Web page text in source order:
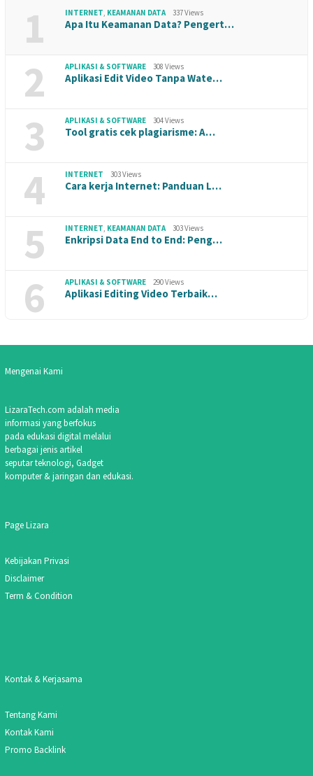
1 INTERNET, KEAMANAN DATA 337 Views
Apa Itu Keamanan Data? Pengert…
2 APLIKASI & SOFTWARE 308 Views
Aplikasi Edit Video Tanpa Wate…
3 APLIKASI & SOFTWARE 304 Views
Tool gratis cek plagiarisme: A…
4 INTERNET 303 Views
Cara kerja Internet: Panduan L…
5 INTERNET, KEAMANAN DATA 303 Views
Enkripsi Data End to End: Peng…
6 APLIKASI & SOFTWARE 290 Views
Aplikasi Editing Video Terbaik…
Mengenai Kami
LizaraTech.com adalah media
informasi yang berfokus
pada edukasi digital melalui
berbagai jenis artikel
seputar teknologi, Gadget
komputer & jaringan dan edukasi.
Page Lizara
Kebijakan Privasi
Disclaimer
Term & Condition
Kontak & Kerjasama
Tentang Kami
Kontak Kami
Promo Backlink